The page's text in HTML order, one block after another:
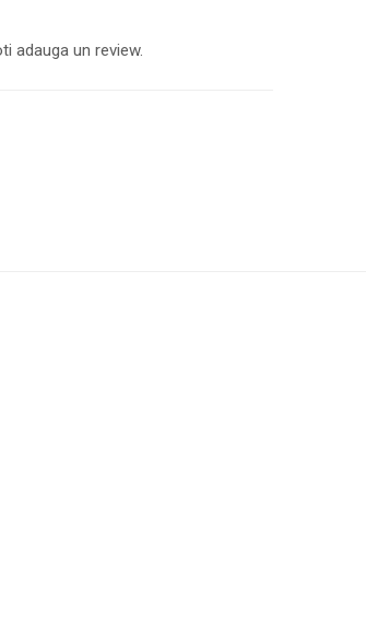
adauga un review.